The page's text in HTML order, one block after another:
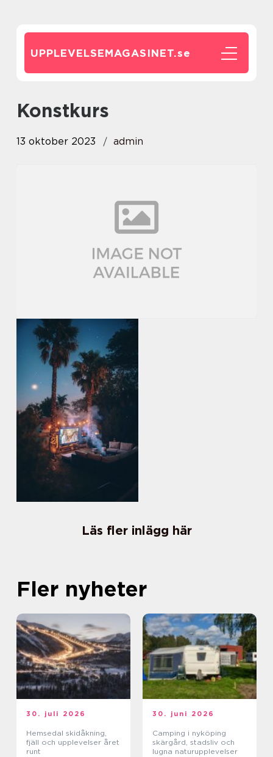
UPPLEVELSEMAGASINET.se
konstkurs
13 oktober 2023 admin
Läs fler inlägg här
Fler nyheter
30. juli 2026
Hemsedal skidåkning,
fjäll och upplevelser året
runt
30. juni 2026
Camping i nyköping
skärgård, stadsliv och
lugna naturupplevelser